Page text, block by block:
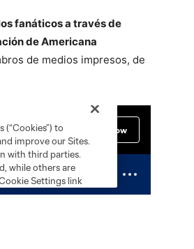
fanáticos a través de
de Americana
de medios impresos, de